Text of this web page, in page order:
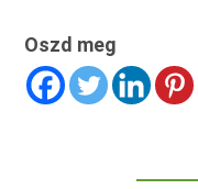
Oszd meg